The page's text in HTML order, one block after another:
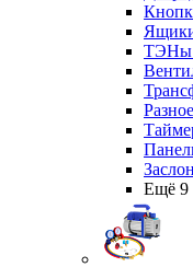
ТЭНы
Разное
Ещё 9